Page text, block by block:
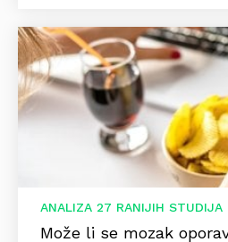
ANALIZA 27 RANIJIH STUDIJA
Može li se mozak